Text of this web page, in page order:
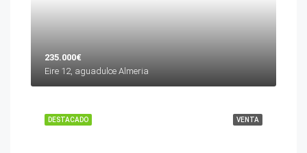
235.000€
Eire 12, aguadulce Almeria
VENTA
DESTACADO